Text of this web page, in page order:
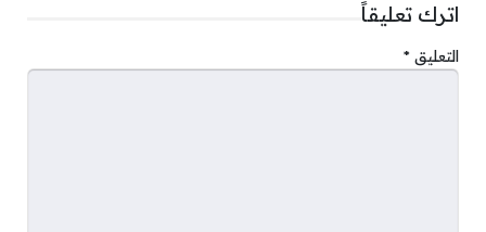
اترك تعليقاً
التعليق *